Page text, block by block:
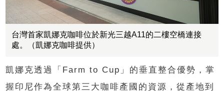
台灣首家凱娜克咖啡位於新光三越A11的二樓空橋連接
處。（凱娜克咖啡提供）
凱娜克透過「Farm to Cup」的垂直整合優勢，掌
握印尼作為全球第三大咖啡產國的資源，從產地到